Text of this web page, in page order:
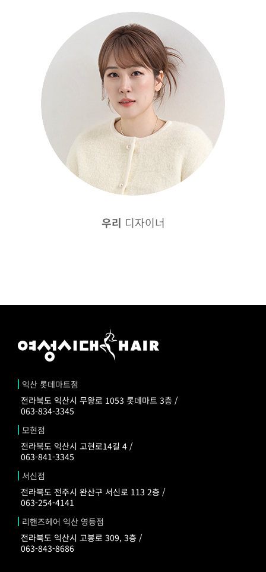
우리 디자이너
익산 롯데마트점
전라북도 익산시 무왕로 1053 롯데마트 3층 /
063-834-3345
모현점
전라북도 익산시 고현로14길 4 /
063-841-3345
서신점
전라북도 전주시 완산구 서신로 113 2층 /
063-254-4141
리핸즈헤어 익산 영등점
전라북도 익산시 고봉로 309, 3층 /
063-843-8686